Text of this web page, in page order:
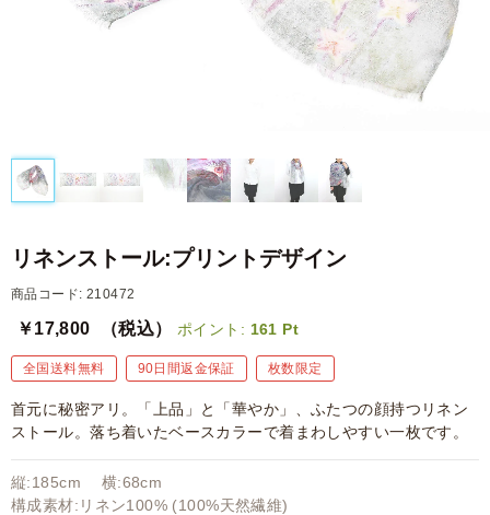
リネンストール:プリントデザイン
商品コード: 210472
￥17,800 （税込） ポイント: 161 Pt
全国送料無料 90日間返金保証 枚数限定
首元に秘密アリ。「上品」と「華やか」、ふたつの顔持つリネン
ストール。落ち着いたベースカラーで着まわしやすい一枚です。
縦:185cm 横:68cm
構成素材:リネン100% (100%天然繊維)